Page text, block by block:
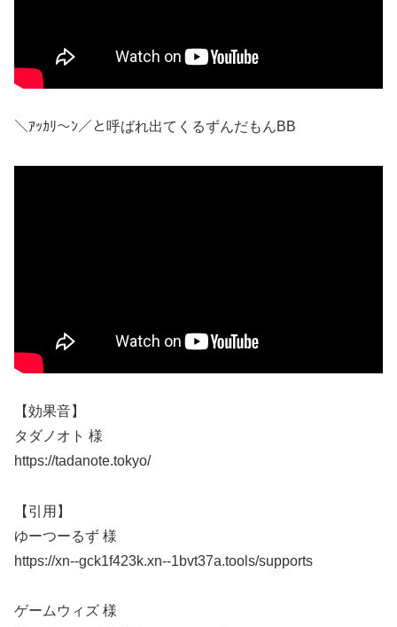
＼ｱｯｶﾘ～ﾝ／と呼ばれ出てくるずんだもんBB
【効果音】
タダノオト 様
https://tadanote.tokyo/
【引用】
ゆーつーるず 様
https://xn--gck1f423k.xn--1bvt37a.tools/supports
ゲームウィズ 様